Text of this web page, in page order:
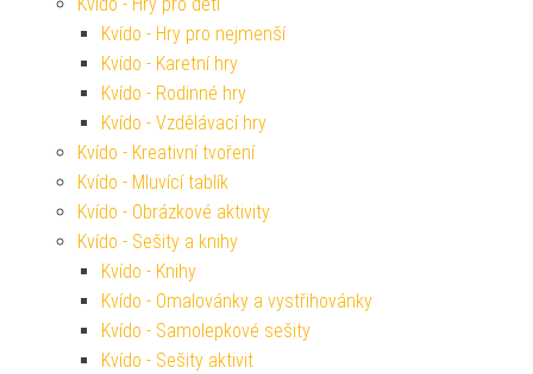
Kvído - Hry pro nejmenší
Kvído - Karetní hry
Kvído - Rodinné hry
Kvído - Vzdělávací hry
Kvído - Kreativní tvoření
Kvído - Mluvící tablík
Kvído - Obrázkové aktivity
Kvído - Sešity a knihy
Kvído - Knihy
Kvído - Omalovánky a vystřihovánky
Kvído - Samolepkové sešity
Kvído - Sešity aktivit